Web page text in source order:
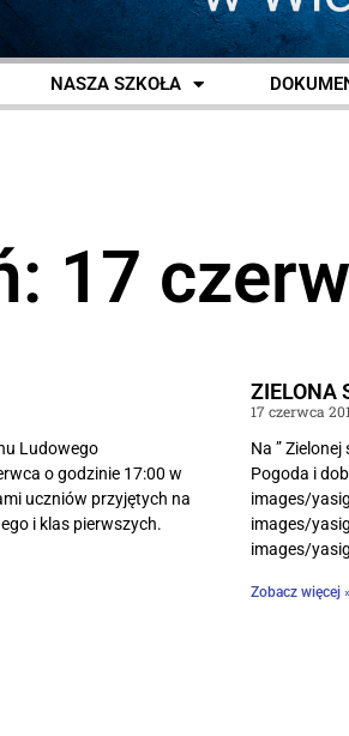
NASZA SZKOŁA
17
Ludowego
o godzinie 17:00 w
uczniów przyjętych na
i klas pierwszych.
ZIELONA
17 czerwca
Na ”
Pogoda i
images/
images/
images/
Zobacz więcej